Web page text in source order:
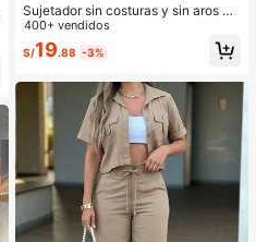
Sujetador sin costuras y sin aros pa
ra mujer, sexy con laterales antidesl
izantes, almohadillas extraíbles y e
spalda cruzada, sin tirantes, comod
400+ vendidos
S/19.88 -3%